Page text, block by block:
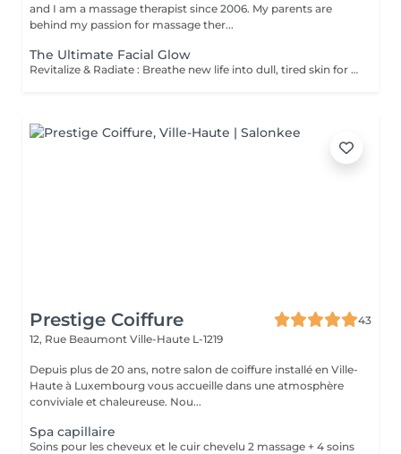
and I am a massage therapist since 2006. My parents are
behind my passion for massage ther...
The Ultimate Facial Glow
Revitalize & Radiate : Breathe new life into dull, tired skin for a fresh, luminous glow. Instant Glass-Skin Finish : Achieve a deeply hydrated, plump, and beautifully smooth complexion. Universally Gentle : A gentle wellness experience perfectly calibrated for every skin type, even the most sensitive.
Prestige Coiffure
43
12, Rue Beaumont Ville-Haute L-1219
Depuis plus de 20 ans, notre salon de coiffure installé en Ville-
Haute à Luxembourg vous accueille dans une atmosphère
conviviale et chaleureuse. Nou...
Spa capillaire
Soins pour les cheveux et le cuir chevelu 2 massage + 4 soins